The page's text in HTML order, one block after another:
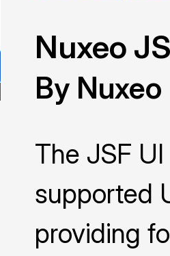
Nuxeo
By Nuxeo
The JSF
supported
providing